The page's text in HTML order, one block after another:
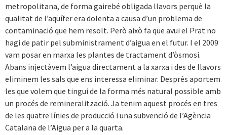
metropolitana, de forma gairebé obligada llavors perquè la
qualitat de l’aqüífer era dolenta a causa d’un problema de
contaminació que hem resolt. Però això fa que avui el Prat no
hagi de patir pel subministrament d’aigua en el futur. I el 2009
vam posar en marxa les plantes de tractament d’òsmosi.
Abans injectàvem l’aigua directament a la xarxa i des de llavors
eliminem les sals que ens interessa eliminar. Després aportem
les que volem que tingui de la forma més natural possible amb
un procés de remineralització. Ja tenim aquest procés en tres
de les quatre línies de producció i una subvenció de l’Agència
Catalana de l’Aigua per a la quarta.